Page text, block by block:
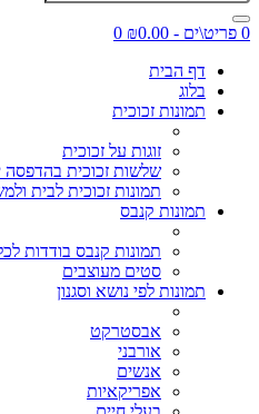
0 פריט\ים - ₪0.00
0
דף הבית
בלוג
תמונות זכוכית
זוגות על זכוכית
שלשות זכוכית בהדפסה
תמונות זכוכית לבית
תמונות קנבס
תמונות קנבס בודדות
סטים מעוצבים
תמונות לפי נושא וסגנון
אבסטרקט
אורבני
אנשים
אפריקאיות